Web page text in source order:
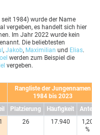
1984) wurde der Name
vergeben, es handelt sich hier
Im Jahr 2022 wurde kein
Die beliebtesten
, Jakob, Maximilian und Elias.
werden zum Beispiel die
vergeben.
Rangliste der Jungennamen
1984 bis 2023
Platzierung Häufigkeit
Anteil
26 17.940
1,20
%